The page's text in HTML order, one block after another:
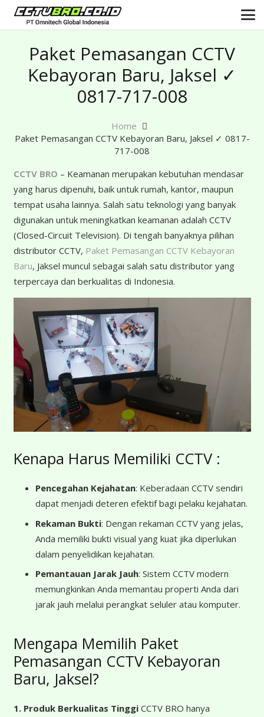
Paket Pemasangan CCTV
Kebayoran Baru, Jaksel ✓
0817-717-008
Home
Paket Pemasangan CCTV Kebayoran Baru, Jaksel ✓ 0817-
717-008
CCTV BRO – Keamanan merupakan kebutuhan mendasar
yang harus dipenuhi, baik untuk rumah, kantor, maupun
tempat usaha lainnya. Salah satu teknologi yang banyak
digunakan untuk meningkatkan keamanan adalah CCTV
(Closed-Circuit Television). Di tengah banyaknya pilihan
distributor CCTV, Paket Pemasangan CCTV Kebayoran
Baru, Jaksel muncul sebagai salah satu distributor yang
terpercaya dan berkualitas di Indonesia.
Kenapa Harus Memiliki CCTV :
Pencegahan Kejahatan: Keberadaan CCTV sendiri
dapat menjadi deteren efektif bagi pelaku kejahatan.
Rekaman Bukti: Dengan rekaman CCTV yang jelas,
Anda memiliki bukti visual yang kuat jika diperlukan
dalam penyelidikan kejahatan.
Pemantauan Jarak Jauh: Sistem CCTV modern
memungkinkan Anda memantau properti Anda dari
jarak jauh melalui perangkat seluler atau komputer.
Mengapa Memilih Paket
Pemasangan CCTV Kebayoran
Baru, Jaksel?
1. Produk Berkualitas TinggiCCTV BRO hanya